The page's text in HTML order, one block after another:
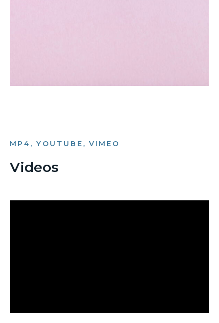
MP4, YOUTUBE, VIMEO
Videos